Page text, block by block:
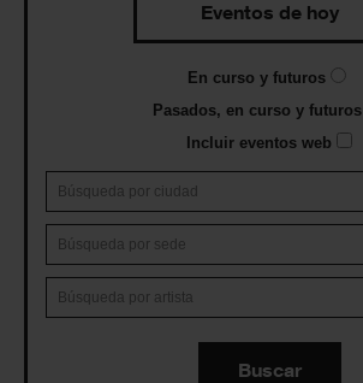
Eventos de hoy
En curso y futuros
Pasados, en curso y futuros
Incluir eventos web
Buscar